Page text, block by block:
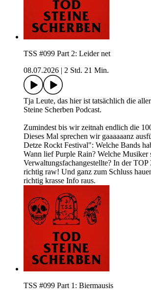
TSS #099 Part 2: Leider net
08.07.2026
2 Std. 21 Min.
Tja Leute, das hier ist tatsächlich die
Steine Scherben Podcast.
Zumindest bis wir zeitnah endlich die
Dieses Mal sprechen wir gaaaaaanz
Detze Rockt Festival": Welche Bands
Wann lief Purple Rain? Welche Musiker
Verwaltungsfachangestellte? In der TOP
richtig raw! Und ganz zum Schluss
richtig krasse Info raus.
TSS #099 Part 1: Biermausis